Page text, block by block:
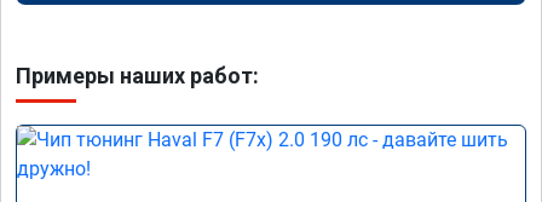
Примеры наших работ: